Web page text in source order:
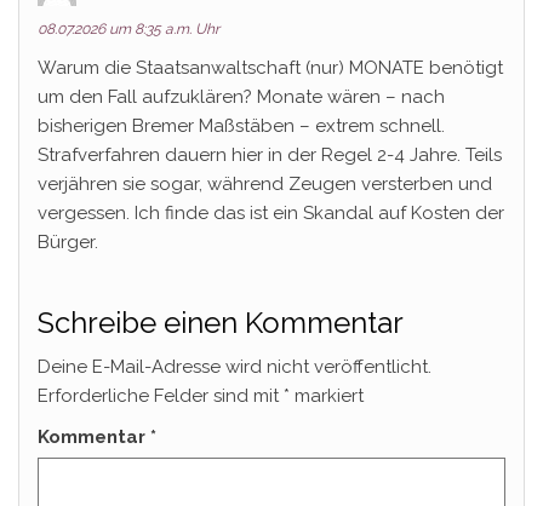
08.07.2026 um 8:35 a.m. Uhr
Warum die Staatsanwaltschaft (nur) MONATE benötigt
um den Fall aufzuklären? Monate wären – nach
bisherigen Bremer Maßstäben – extrem schnell.
Strafverfahren dauern hier in der Regel 2-4 Jahre. Teils
verjähren sie sogar, während Zeugen versterben und
vergessen. Ich finde das ist ein Skandal auf Kosten der
Bürger.
Schreibe einen Kommentar
Deine E-Mail-Adresse wird nicht veröffentlicht.
Erforderliche Felder sind mit * markiert
Kommentar *